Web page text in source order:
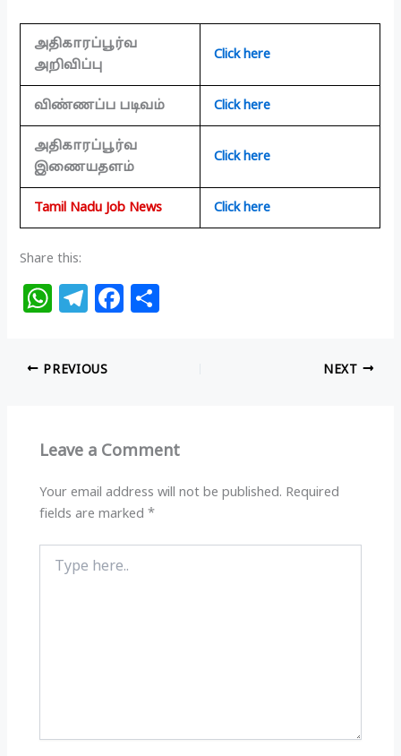
அதிகாரப்பூர்வ
அறிவிப்பு
Click here
விண்ணப்ப படிவம் Click here
அதிகாரப்பூர்வ
இணையதளம்
Click here
Tamil Nadu Job News Click here
Share this:
W
at
s
p
T
e
g
m
F
o
k
PREVIOUS NEXT
Leave a Comment
Your email address will not be published. Required
fields are marked*
here..